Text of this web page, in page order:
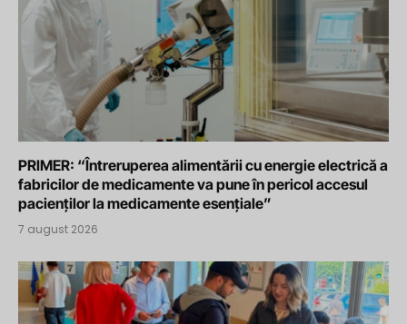
PRIMER: “Întreruperea alimentării cu energie electrică a
fabricilor de medicamente va pune în pericol accesul
pacienților la medicamente esențiale”
7 august 2026